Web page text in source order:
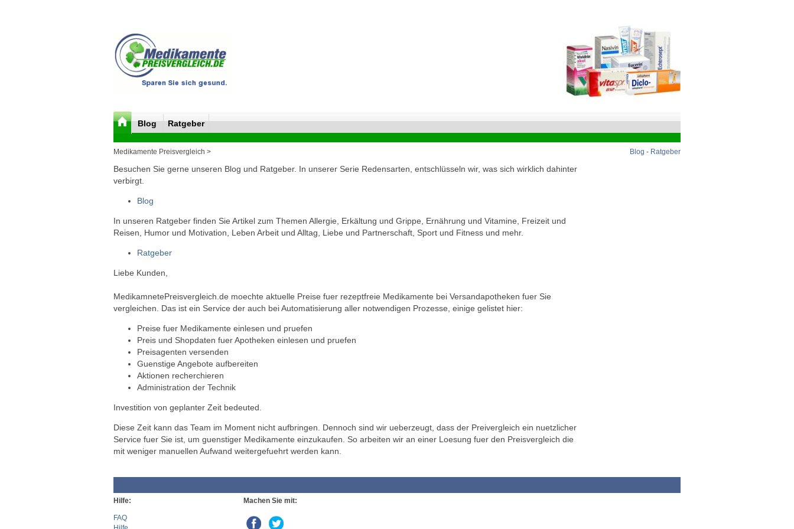
Blog Ratgeber
Medikamente Preisvergleich > Blog - Ratgeber
Besuchen Sie gerne unseren Blog und Ratgeber. In unserer Serie Redensarten, entschlüsseln wir, was sich wirklich dahinter
verbirgt.
Blog
In unseren Ratgeber finden Sie Artikel zum Themen Allergie, Erkältung und Grippe, Ernährung und Vitamine, Freizeit und
Reisen, Humor und Motivation, Leben Arbeit und Alltag, Liebe und Partnerschaft, Sport und Fitness und mehr.
Ratgeber
Liebe Kunden,
MedikamnetePreisvergleich.de moechte aktuelle Preise fuer rezeptfreie Medikamente bei Versandapotheken fuer Sie
vergleichen. Das ist ein Service der auch bei Automatisierung aller notwendigen Prozesse, einige gelistet hier:
Preise fuer Medikamente einlesen und pruefen
Preis und Shopdaten fuer Apotheken einlesen und pruefen
Preisagenten versenden
Guenstige Angebote aufbereiten
Aktionen recherchieren
Administration der Technik
Investition von geplanter Zeit bedeuted.
Diese Zeit kann das Team im Moment nicht aufbringen. Dennoch sind wir ueberzeugt, dass der Preivergleich ein nuetzlicher
Service fuer Sie ist, um guenstiger Medikamente einzukaufen. So arbeiten wir an einer Loesung fuer den Preisvergleich die
mit weniger manuellen Aufwand weitergefuehrt werden kann.
Hilfe:
FAQ
Machen Sie mit: